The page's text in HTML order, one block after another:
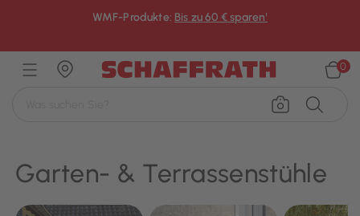
WMF-Produkte:Bis zu 60 € sparen¹
0
Garten- & Terrassenstühle